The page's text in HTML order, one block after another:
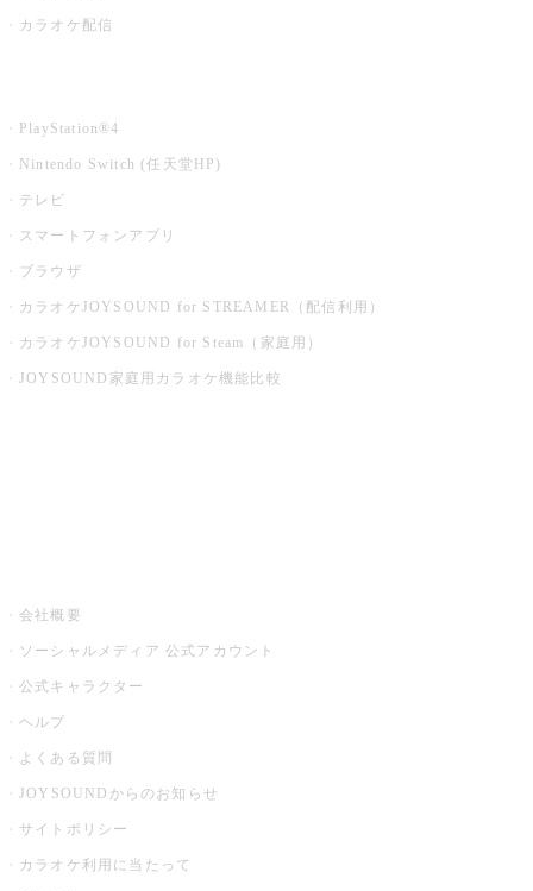
カラオケ配信
PlayStation®4
Nintendo Switch (任天堂HP)
テレビ
スマートフォンアプリ
ブラウザ
カラオケJOYSOUND for STREAMER（配信利用）
カラオケJOYSOUND for Steam（家庭用）
JOYSOUND家庭用カラオケ機能比較
会社概要
ソーシャルメディア 公式アカウント
公式キャラクター
ヘルプ
よくある質問
JOYSOUNDからのお知らせ
サイトポリシー
カラオケ利用に当たって